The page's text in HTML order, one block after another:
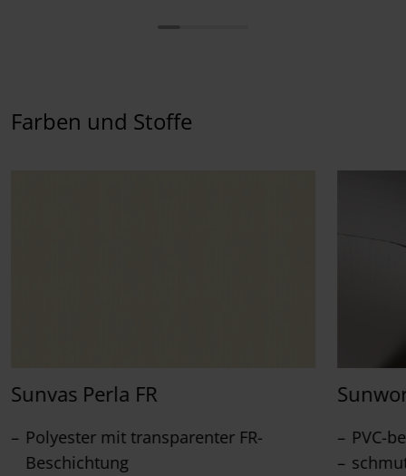
Farben und Stoffe
Sunvas Perla FR
Polyester mit transparenter FR-
Beschichtung
PVC-